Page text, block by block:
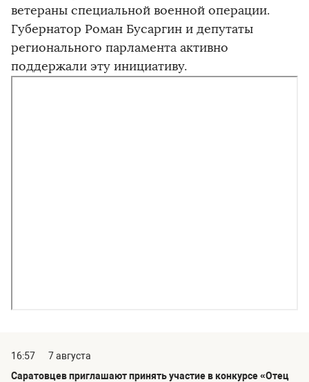
ветераны специальной военной операции.
Губернатор Роман Бусаргин и депутаты
регионального парламента активно
поддержали эту инициативу.
16:57
7 августа
Саратовцев приглашают принять участие в конкурсе «Отец